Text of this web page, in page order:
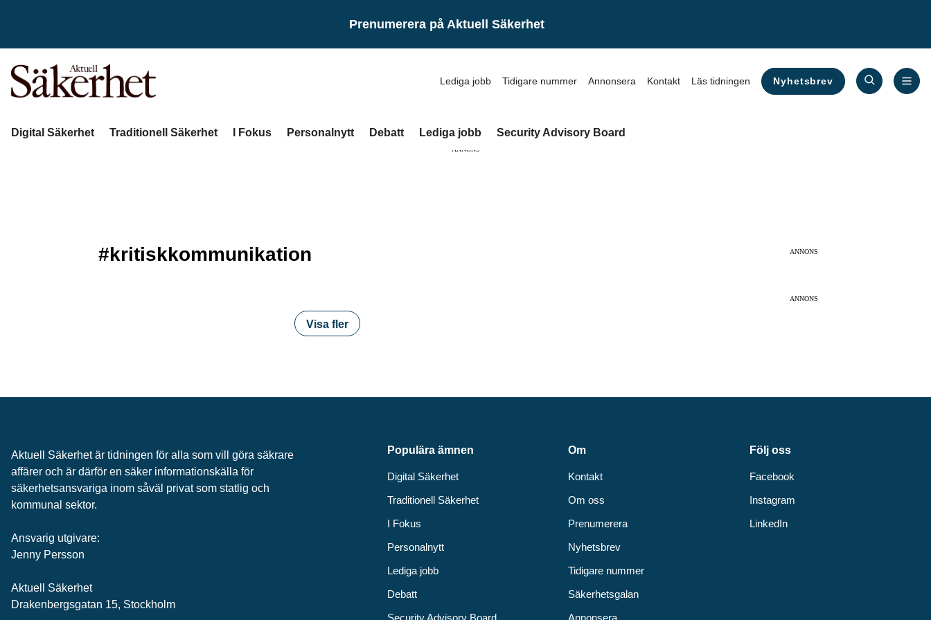
Prenumerera på Aktuell Säkerhet
Lediga jobb Tidigare nummer Annonsera Kontakt Läs tidningen Nyhetsbrev
Digital Säkerhet Traditionell Säkerhet I Fokus Personalnytt Debatt Lediga jobb Security Advisory Board
ANNONS
#kritiskkommunikation
Visa fler
ANNONS
ANNONS
Aktuell Säkerhet är tidningen för alla som vill göra säkrare
affärer och är därför en säker informationskälla för
säkerhets­ansvariga inom såväl privat som statlig och
kommunal sektor.
Ansvarig utgivare:
Jenny Persson
Aktuell Säkerhet
Drakenbergsgatan 15, Stockholm
Populära ämnen
Digital Säkerhet
Traditionell Säkerhet
I Fokus
Personalnytt
Lediga jobb
Debatt
Security Advisory Board
Om
Kontakt
Om oss
Prenumerera
Nyhetsbrev
Tidigare nummer
Säkerhetsgalan
Annonsera
Följ oss
Facebook
Instagram
LinkedIn